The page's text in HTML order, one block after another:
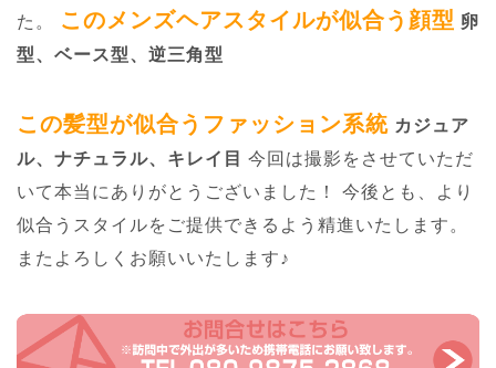
た。
このメンズヘアスタイルが似合う顔型 卵
型、ベース型、逆三角型
この髪型が似合うファッション系統 カジュア
ル、ナチュラル、キレイ目 今回は撮影をさせていただ
いて本当にありがとうございました！
今後とも、より
似合うスタイルをご提供できるよう精進いたします。
またよろしくお願いいたします♪